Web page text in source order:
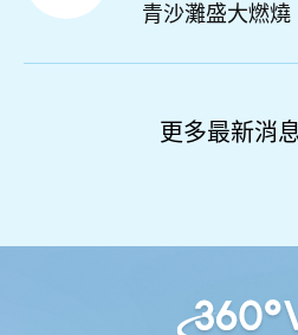
青沙灘盛大燃燒
更多最新消